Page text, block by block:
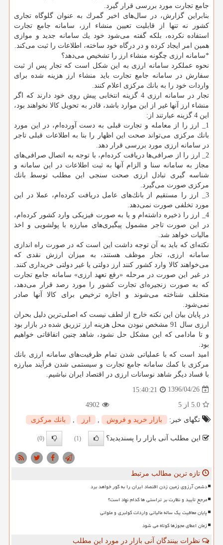
جامع تجارت مورد بررسی قرار گیرد.
بنابراین گزارش، در سال‌های اخیر گمرك به عنوان گلوگاه تجاری
كشور نه تنها از قابلیت تعیین منشاء ارز، سامانه جامع تجارت
استفاده نكرده، بلكه گفته می‌شود خود یك سامانه جدید و موازی
همین امر ایجاد كرده و در درگاه خود ساخته، اطلاعات را ثبت می‌كند.
*سامانه ارزی چگونه منشاء ارز را تشخیص می‌دهد؟
نحوه عملكرد سامانه ارزی به این شكل است كه تجار پس از ثبت
سفارش در سامانه جامع تجارت باید منشاء ارز هزینه شده برای
واردات خود را به بانك مركزی اعلام كنند.
تجار در سامانه ارزی 4 گزینه انتخابی پیش روی خود دارند كه اگر
منشاء ارز آنها غیر از این موارد باشد، قادر به تحویل كالا نخواهند بود،
این 4 گزینه عبارتند از:
1_ ارز را از معامله و تجارت قبلی به دست آورده‌ام، در این مورد
بانك مركزی می‌تواند صحت این اظهار را بنا به اطلاعات قبلی تاجر
در سامانه ارزی مورد بررسی قرار دهد.
2_ ارز را از صرافی‌ها دریافت كرده‌ام، با توجه به اتصال صرافی‌های
مجاز به سامانه سنا و الزام آنها به ثبت اطلاعات در این سامانه و
شناسه گیری تبادل ارزی صحت سنجی این مطلب توسط بانك
مركزی صورت می‌گیرد.
3_ ارز را مستقیم از بانك‌های عامل دریافت كرده‌ام، عملا در این
مورد تخلفی صورت نمی‌دهد.
4_ ارز را ذخیره داشته‌ام و یا به صورت فیزیكی وارد كشور كرده‌ام،
در این صورت تاجر مشمول پیگیری‌های مبارزه با پولشویی و اخذ
مالیات خواهد شد.
نكته‌ای كه باید به آن توجه داشت این است كه در صورت راه اندازی
سامانه ارزی، تجار موظف هستند، به میزان ارزش نقدی كه
می‌خواهند كالا وارد كشور كنند ارز دولتی یا غیر دولتی خریداری كنند.
در غیر این صورت در مرحله «رفع تعهد ارزی» سامانه جامع تجارت
كه به صورت زنجیره‌ای تجارت كشور را مورد رصد قرار می‌دهد،
متخلف شناخته می‌شوند و اجازه ترخیص برای كالا آنها صادر
نمی‌شود.
در پایان بیان این نكته خارج از لطف نیست كه اصلی‌ترین دلیل بحران
ارزی سال 91 مشخص نبودن محل هزینه ارز تزریق شده در بازار بود
و تا مادامی كه این مشكل حل نشود، شاهد چنین اتفاقاتی خواهیم
بود.
امید است كه با عملیاتی شدن تمام ظرفیت‌های سامانه ارزی بانك
مركزی با كمك سامانه جامع تجارت و سیستمی شدن فرآیند مبارزه
با فساد دیگر شاهد نوسانات ارزی در اقتصاد ایران نباشیم.
1396/04/26
15:40:21
5.0 از 5
4902
تگهای خبر:
بازار خرید و فروش ارز بانك مركزی
این مطلب آنی بازار را پسندیدید؟ (1)
(0)
تازه ترین مطالب مرتبط
دشمن آرزوی زمین زدن اقتصاد ایران را به گور خواهد برد
مرجع تأیید و نظارت بر تراستی ها کدام نهاد است؟
پایان معافیت یک ساله مالیاتی واردات کولبری و ملوانی
زمان اعطای مجوزها کوتاه می شود
نظرات بینندگان آنی بازار در مورد این مطلب